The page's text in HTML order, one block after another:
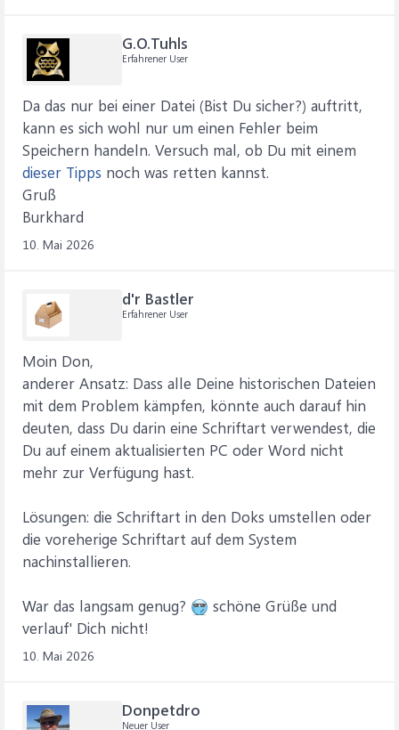
G.O.Tuhls
Erfahrener User
Da das nur bei einer Datei (Bist Du sicher?) auftritt,
kann es sich wohl nur um einen Fehler beim
Speichern handeln. Versuch mal, ob Du mit einem
dieser Tipps noch was retten kannst.
Gruß
Burkhard
10. Mai 2026
d'r Bastler
Erfahrener User
Moin Don,
anderer Ansatz: Dass alle Deine historischen Dateien
mit dem Problem kämpfen, könnte auch darauf hin
deuten, dass Du darin eine Schriftart verwendest, die
Du auf einem aktualisierten PC oder Word nicht
mehr zur Verfügung hast.
Lösungen: die Schriftart in den Doks umstellen oder
die voreherige Schriftart auf dem System
nachinstallieren.
War das langsam genug?
schöne Grüße und
verlauf' Dich nicht!
10. Mai 2026
Donpetdro
Neuer User